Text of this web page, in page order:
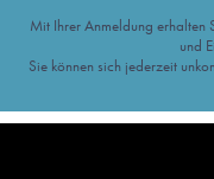
Mit Ihrer Anmeldung erhalten
und
Sie können sich jederzeit